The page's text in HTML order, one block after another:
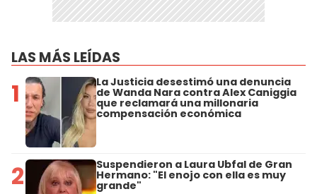
LAS MÁS LEÍDAS
1 La Justicia desestimó una denuncia
de Wanda Nara contra Alex Caniggia
que reclamará una millonaria
compensación económica
2 Suspendieron a Laura Ubfal de Gran
Hermano: "El enojo con ella es muy
grande"